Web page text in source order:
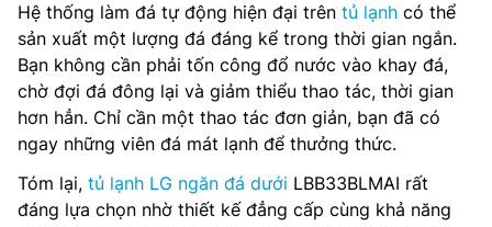
Hệ thống làm đá tự động hiện đại trên tủ lạnh có thể
sản xuất một lượng đá đáng kể trong thời gian ngắn.
Bạn không cần phải tốn công đổ nước vào khay đá,
chờ đợi đá đông lại và giảm thiểu thao tác, thời gian
hơn hẳn. Chỉ cần một thao tác đơn giản, bạn đã có
ngay những viên đá mát lạnh để thưởng thức.
Tóm lại, tủ lạnh LG ngăn đá dưới LBB33BLMAI rất
đáng lựa chọn nhờ thiết kế đẳng cấp cùng khả năng